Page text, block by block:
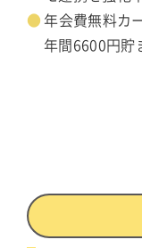
年会費無料カ
年間6600円貯